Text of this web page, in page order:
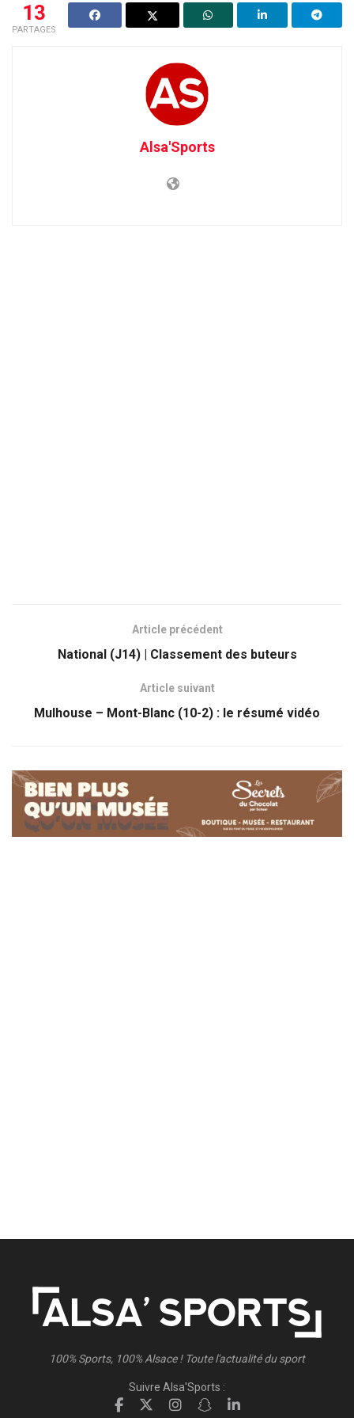
13
PARTAGES
Alsa'Sports
Article précédent
National (J14) | Classement des buteurs
Article suivant
Mulhouse – Mont-Blanc (10-2) : le résumé vidéo
100% Sports, 100% Alsace ! Toute l'actualité du sport
Suivre Alsa'Sports :